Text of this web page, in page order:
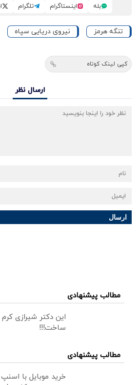
بله
اینستاگرام تلگرام
تنگه هرمز نیروی دریایی سپاه
کپی لینک کوتاه
ارسال نظر
ارسال
مطالب پیشنهادی
این دکتر شیرازی کرم
ساخت!!!
مطالب پیشنهادی